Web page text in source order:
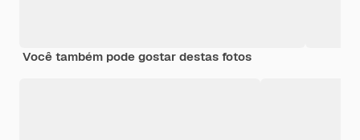
Você também pode gostar destas fotos